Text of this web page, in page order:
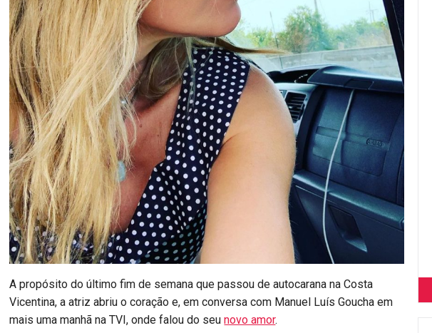
A propósito do último fim de semana que passou de autocarana na Costa
Vicentina, a atriz abriu o coração e, em conversa com Manuel Luís Goucha em
mais uma manhã na TVI, onde falou do seunovo amor.